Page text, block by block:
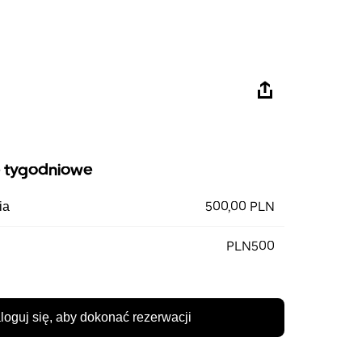
tygodniowe
500,00 PLN
PLN500
się, aby dokonać rezerwacji